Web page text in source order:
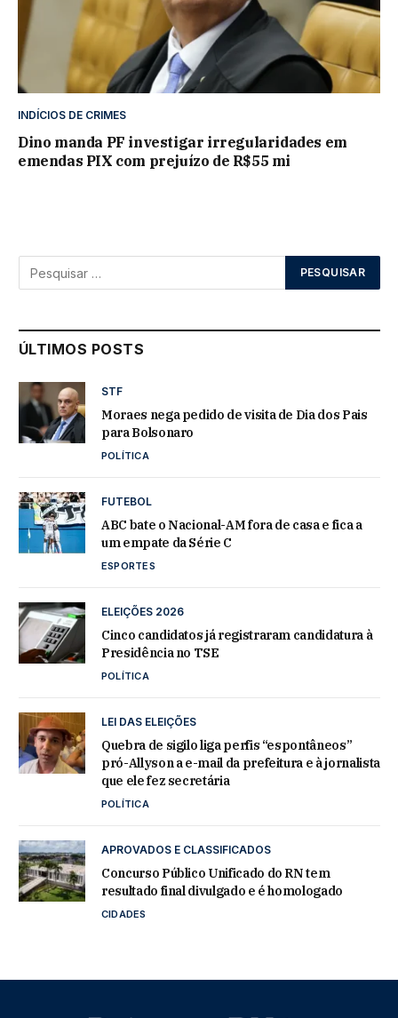
INDÍCIOS DE CRIMES
Dino manda PF investigar irregularidades em
emendas PIX com prejuízo de R$55 mi
ÚLTIMOS POSTS
STF
Moraes nega pedido de visita de Dia dos Pais
para Bolsonaro
POLÍTICA
FUTEBOL
ABC bate o Nacional-AM fora de casa e fica a
um empate da Série C
ESPORTES
ELEIÇÕES 2026
Cinco candidatos já registraram candidatura à
Presidência no TSE
POLÍTICA
LEI DAS ELEIÇÕES
Quebra de sigilo liga perfis “espontâneos”
pró-Allyson a e-mail da prefeitura e à jornalista
que ele fez secretária
POLÍTICA
APROVADOS E CLASSIFICADOS
Concurso Público Unificado do RN tem
resultado final divulgado e é homologado
CIDADES